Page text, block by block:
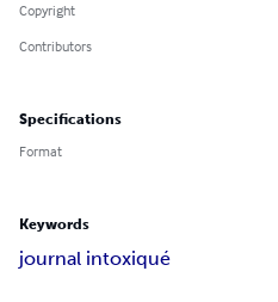
Copyright
Contributors
Specifications
Format
Keywords
journal intoxiqué